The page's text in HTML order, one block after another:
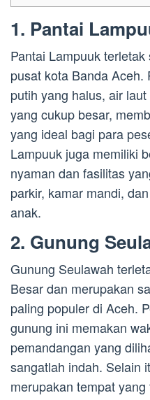
1. Pantai
Pantai Lampuuk
pusat kota Banda
putih yang halus, air
yang cukup besar,
yang ideal bagi para
Lampuuk juga memiliki
nyaman dan fasilitas
parkir, kamar mandi,
anak.
2. Gunung
Gunung Seulawah
Besar dan merupakan
paling populer di Aceh.
gunung ini memakan
pemandangan yang
sangatlah indah. Selain
merupakan tempat